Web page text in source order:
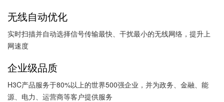
无线自动优化
实时扫描并自动选择信号传输最快、干扰最小的无线网络，提升上
网速度
企业级品质
H3C产品服务于80%以上的世界500强企业，并为政务、金融、能
源、电力、运营商等客户提供服务